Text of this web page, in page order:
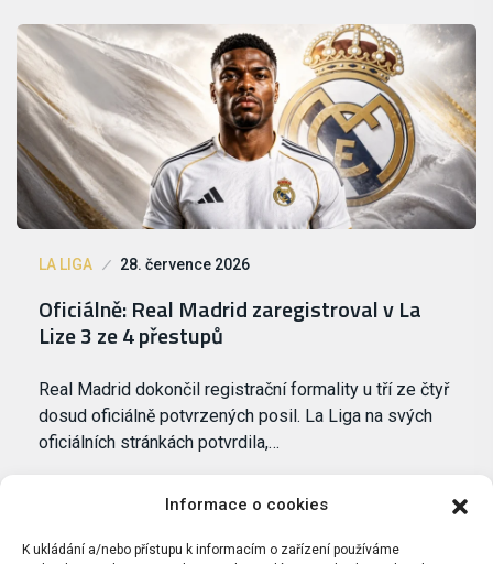
Informace o cookies
K ukládání a/nebo přístupu k informacím o zařízení používáme
LA LIGA 28. července 2026
Oficiálně: Real Madrid zaregistroval v La
Lize 3 ze 4 přestupů
Real Madrid dokončil registrační formality u tří ze čtyř
dosud oficiálně potvrzených posil. La Liga na svých
oficiálních stránkách potvrdila,…